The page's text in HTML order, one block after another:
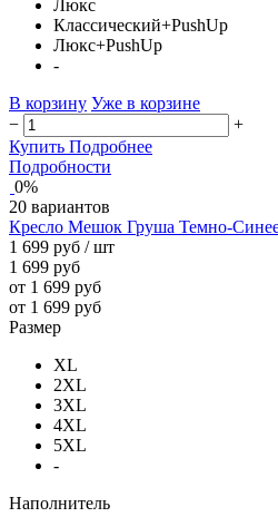
Люкс
Классический+PushUp
Люкс+PushUp
-
В корзину Уже в корзине
−
+
Купить Подробнее
Подробности
0%
20 вариантов
Кресло Мешок Груша Темно-
1 699 руб / шт
1 699 руб
от 1 699 руб
от 1 699 руб
Размер
XL
2XL
3XL
4XL
5XL
-
Наполнитель